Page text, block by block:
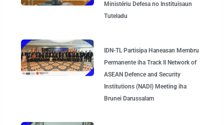
Ministériu Defesa no Instituisaun
Tuteladu
IDN-TL Partisipa Haneasan Membru
Permanente iha Track II Network of
ASEAN Defence and Security
Institutions (NADI) Meeting iha
Brunei Darussalam